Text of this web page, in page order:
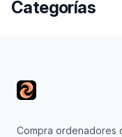
Categorías
Compra ordenadores